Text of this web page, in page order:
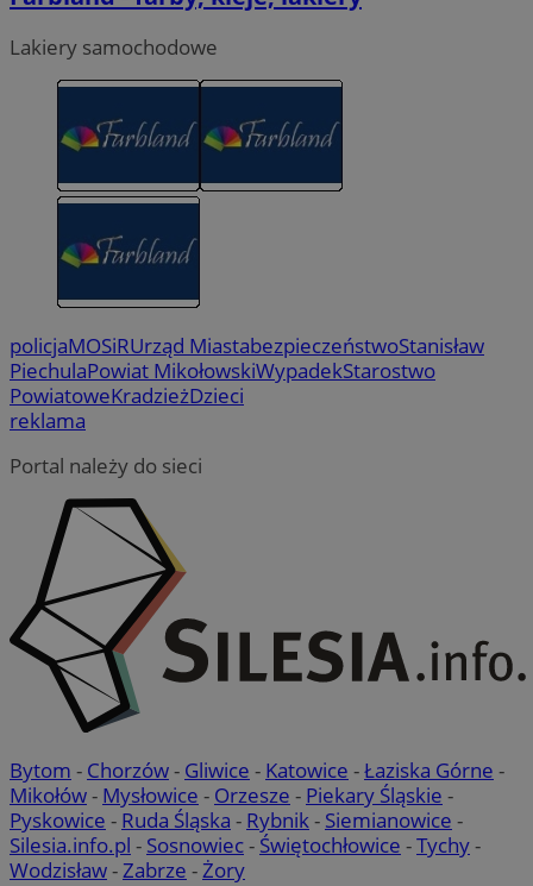
Lakiery samochodowe
policjaMOSiRUrząd MiastabezpieczeństwoStanisław
PiechulaPowiat MikołowskiWypadekStarostwo
PowiatoweKradzieżDzieci
reklama
Portal należy do sieci
Bytom - Chorzów- Gliwice - Katowice -Łaziska Górne -
Mikołów- Mysłowice - Orzesze - Piekary Śląskie -
Pyskowice - Ruda Śląska - Rybnik- Siemianowice -
Silesia.info.pl - Sosnowiec- Świętochłowice -Tychy-
Wodzisław-Zabrze -Żory